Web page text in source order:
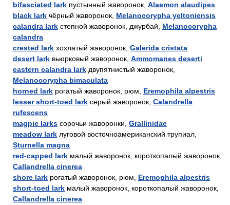
bifasciated lark пустынный жаворонок, Alaemon alaudipes
black lark чёрный жаворонок, Melanocorypha yeltoniensis
calandra lark степной жаворонок, джурбай, Melanocorypha
calandra
crested lark хохлатый жаворонок, Galerida cristata
desert lark вьюрковый жаворонок, Ammomanes deserti
eastern calandra lark двупятнистый жаворонок,
Melanocorypha bimaculata
horned lark рогатый жаворонок, рюм, Eremophila alpestris
lesser short-toed lark серый жаворонок, Calandrella
rufescens
magpie larks сорочьи жаворонки, Grallinidae
meadow lark луговой восточноамериканский трупиал,
Sturnella magna
red-capped lark малый жаворонок, короткопалый жаворонок,
Callandrella cinerea
shore lark рогатый жаворонок, рюм, Eremophila alpestris
short-toed lark малый жаворонок, короткопалый жаворонок,
Callandrella cinerea